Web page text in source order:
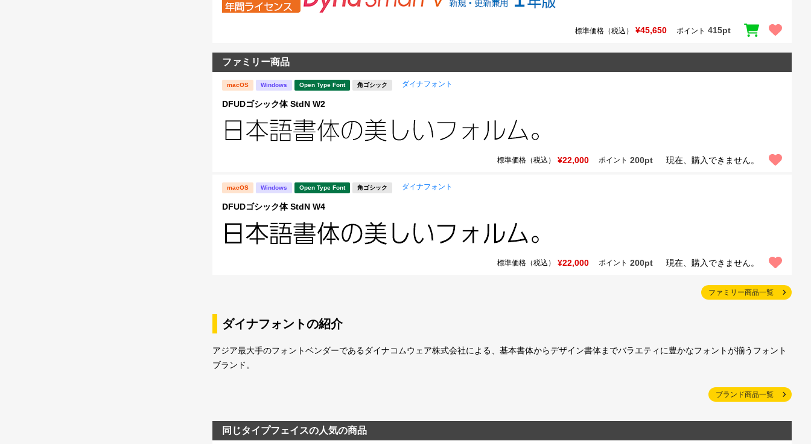
標準価格（税込） ¥45,650 ポイント 415pt
ファミリー商品
macOS Windows Open Type Font 角ゴシック ダイナフォント
DFUDゴシック体 StdN W2
標準価格（税込） ¥22,000 ポイント 200pt 現在、購入できません。
macOS Windows Open Type Font 角ゴシック ダイナフォント
DFUDゴシック体 StdN W4
標準価格（税込） ¥22,000 ポイント 200pt 現在、購入できません。
ファミリー商品一覧
ダイナフォントの紹介
アジア最大手のフォントベンダーであるダイナコムウェア株式会社による、基本書体からデザイン書体までバラエティに豊かなフォントが揃うフォント
ブランド。
ブランド商品一覧
同じタイプフェイスの人気の商品